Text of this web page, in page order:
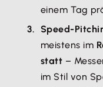
einem Tag
Speed-
meistens im
statt –
im Stil von